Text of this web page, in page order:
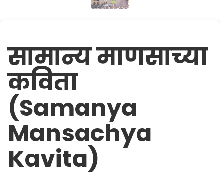
सामान्य माणसाच्या
कविता
(Samanya
Mansachya
Kavita)